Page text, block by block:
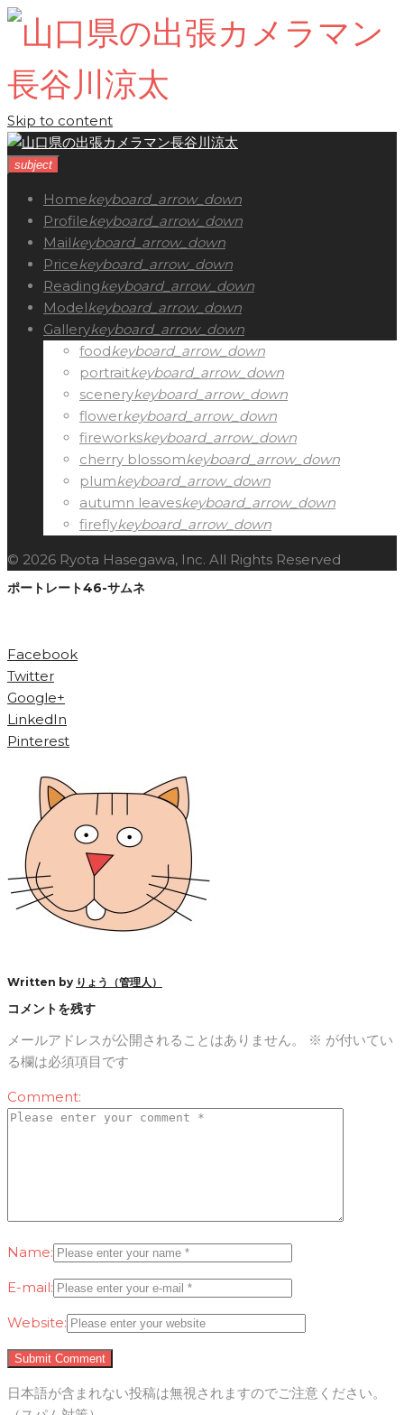
Skip to content
subject
Homekeyboard_arrow_down
Profilekeyboard_arrow_down
Mailkeyboard_arrow_down
Pricekeyboard_arrow_down
Readingkeyboard_arrow_down
Modelkeyboard_arrow_down
Gallerykeyboard_arrow_down
foodkeyboard_arrow_down
portraitkeyboard_arrow_down
scenerykeyboard_arrow_down
flowerkeyboard_arrow_down
fireworkskeyboard_arrow_down
cherry blossomkeyboard_arrow_down
plumkeyboard_arrow_down
autumn leaveskeyboard_arrow_down
fireflykeyboard_arrow_down
© 2026 Ryota Hasegawa, Inc. All Rights Reserved
ポートレート46-サムネ
Facebook
Twitter
Google+
LinkedIn
Pinterest
Written by りょう（管理人）
コメントを残す
メールアドレスが公開されることはありません。 ※ が付いてい
る欄は必須項目です
Comment:
Name:
E-mail:
Website:
日本語が含まれない投稿は無視されますのでご注意ください。